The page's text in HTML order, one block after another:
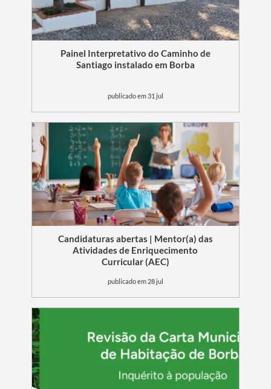
Painel Interpretativo do Caminho de
Santiago instalado em Borba
publicado em 31 jul
Candidaturas abertas | Mentor(a) das
Atividades de Enriquecimento
Curricular (AEC)
publicado em 28 jul